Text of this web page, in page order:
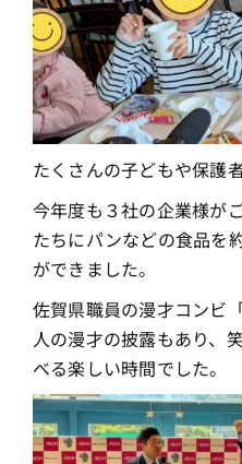
たくさんの子どもや保護
今年度も３社の企業様が
たちにパンなどの食品を
ができました。
佐賀県職員の漫才コンビ
人の漫才の披露もあり、
べる楽しい時間でした。